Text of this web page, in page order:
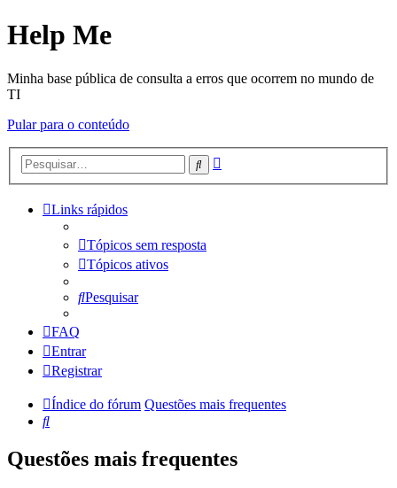
Help Me
Minha base pública de consulta a erros que ocorrem no mundo de
TI
Pular para o conteúdo
Pesquisar
Links rápidos
Tópicos sem resposta
Tópicos ativos
Pesquisar
FAQ
Entrar
Registrar
Índice do fórum Questões mais frequentes
Pesquisar
Questões mais frequentes